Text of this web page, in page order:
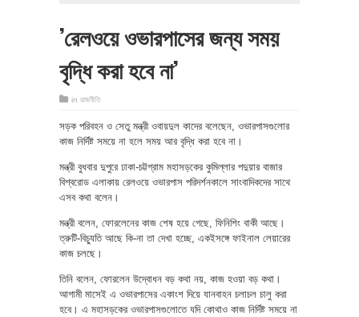
’রেলওয়ে ওভারপাসের জন্য সময়
বৃদ্ধি করা হবে না’
in রাজনীতি
সড়ক পরিবহন ও সেতু মন্ত্রী ওবায়দুল কাদের বলেছেন, ওভারপাসগুলোর
কাজ নির্দিষ্ট সময়ে না হলে সময় আর বৃদ্ধি করা হবে না।
মন্ত্রী বুধবার দুপুরে ঢাকা-চট্টগ্রাম মহাসড়কের কুমিল্লার পদুয়ার বাজার
বিশ্বরোড এলাকায় রেলওয়ে ওভারপাস পরিদর্শনকালে সাংবাদিকদের সাথে
এসব কথা বলেন।
মন্ত্রী বলেন, ফোরলেনের কাজ শেষ হয়ে গেছে, ফিনিশিং বাকী আছে।
ত্রুটি-বিচ্যুতি আছে কি-না তা দেখা হচ্ছে, একইসঙ্গে ফাইনাল লেয়ারের
কাজ চলছে।
তিনি বলেন, ফোরলেন উদ্বোধন বড় কথা নয়, কাজ হওয়া বড় কথা।
আগামী মাসেই এ ওভারপাসের একাংশ দিয়ে যানবাহন চলাচল চালু করা
হবে। এ মহাসড়কের ওভারপাসগুলোতে যদি কোথাও কাজ নির্দিষ্ট সময়ে না